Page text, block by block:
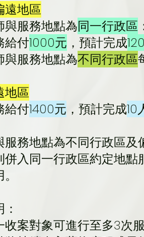
遠地區
與服務地點為同一行政區
給付1000元 ，預計完成
與服務地點為不同行政區
地區
給付1400元 ，預計完成10
服務地點為不同行政區
併入同一行政區約定地
收案對象可進行至多3次